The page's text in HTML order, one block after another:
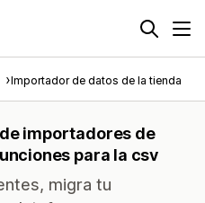
Importador de datos de la tienda
importadores de
para la csv
migra tu